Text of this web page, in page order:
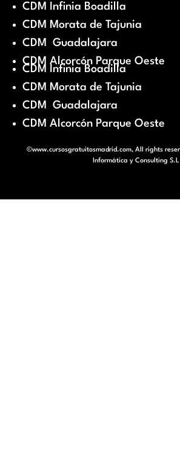
CDM Infinia Boadilla
CDM Morata de Tajunia
CDM Guadalajara
CDM Alcorcón Parque Oeste
CDM Infinia Boadilla
CDM Morata de Tajunia
CDM Guadalajara
CDM Alcorcón Parque Oeste
©www.cursosgratuitosmadrid.com, All rights
Informática y Consulting S.L